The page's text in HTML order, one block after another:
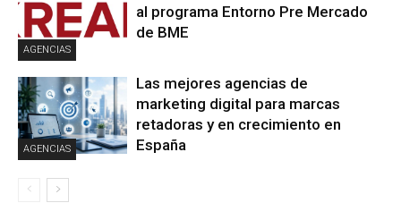
AGENCIAS
al programa Entorno Pre Mercado
de BME
AGENCIAS
Las mejores agencias de
marketing digital para marcas
retadoras y en crecimiento en
España